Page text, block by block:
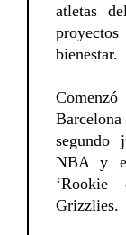
atletas
bienestar.
segundo
NBA y
Grizzlies.